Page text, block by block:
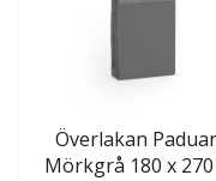
Överlakan
Mörkgrå 180 x 270